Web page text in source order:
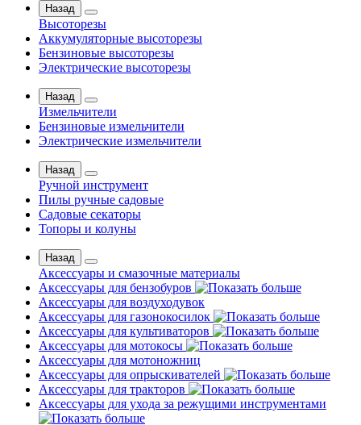
Назад
Высоторезы
Аккумуляторные высоторезы
Бензиновые высоторезы
Электрические высоторезы
Назад
Измельчители
Бензиновые измельчители
Электрические измельчители
Назад
Ручной инструмент
Пилы ручные садовые
Садовые секаторы
Топоры и колуны
Назад
Аксессуары и смазочные материалы
Аксессуары для бензобуров
Аксессуары для воздуходувок
Аксессуары для газонокосилок
Аксессуары для культиваторов
Аксессуары для мотокосы
Аксессуары для мотоножниц
Аксессуары для опрыскивателей
Аксессуары для тракторов
Аксессуары для ухода за режущими инструментами